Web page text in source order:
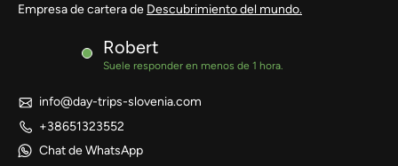
Empresa de cartera de Descubrimiento del mundo.
Robert
Suele responder en menos de 1 hora.
info@day-trips-slovenia.com
+38651323552
Chat de WhatsApp